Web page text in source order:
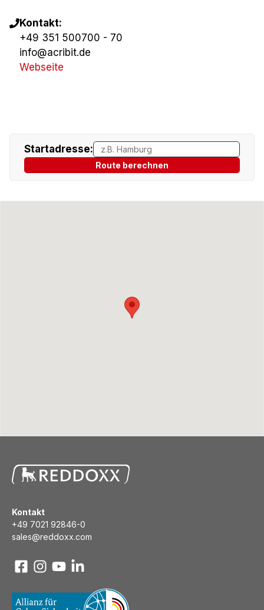
Kontakt:
+49 351 500700 - 70
info@acribit.de
Webseite
Startadresse:
Route berechnen
Kontakt
+49 7021 92846-0
sales@reddoxx.com